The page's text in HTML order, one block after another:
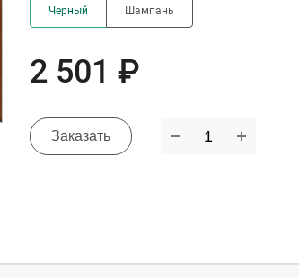
Черный Шампань
2 501 ₽
Заказать